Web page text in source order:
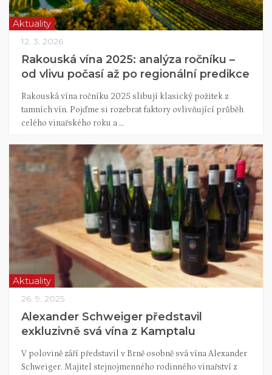
Aktuality
12. 3. 2026
Rakouská vína 2025: analýza ročníku –
od vlivu počasí až po regionální predikce
Rakouská vína ročníku 2025 slibují klasický požitek z
tamních vín. Pojďme si rozebrat faktory ovlivňující průběh
celého vinařského roku a …
Aktuality
26. 9. 2025
Alexander Schweiger představil
exkluzivně svá vína z Kamptalu
V polovině září představil v Brně osobně svá vína Alexander
Schweiger. Majitel stejnojmenného rodinného vinařství z